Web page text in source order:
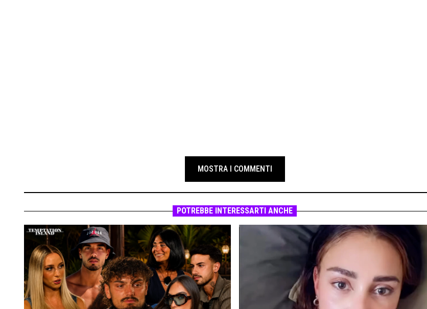
MOSTRA I COMMENTI
POTREBBE INTERESSARTI ANCHE